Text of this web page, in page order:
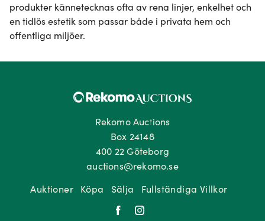
produkter kännetecknas ofta av rena linjer, enkelhet och
en tidlös estetik som passar både i privata hem och
offentliga miljöer.
Rekomo Auctions
Box 24148
400 22 Göteborg
auctions@rekomo.se
Auktioner
Köpa Sälja Fullständiga Villkor